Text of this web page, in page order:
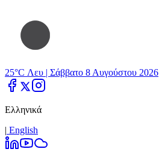
25°C Λευ | Σάββατο 8 Αυγούστου 2026
Ελληνικά
| Εnglish